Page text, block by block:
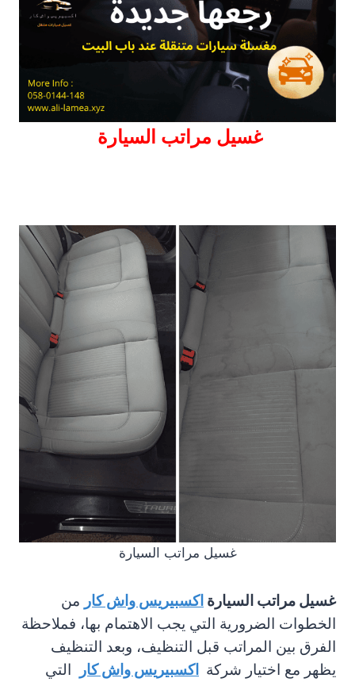
غسيل مراتب السيارة
غسيل مراتب السيارة
غسيل مراتب السيارة اكسبيريس واش كار من
الخطوات الضرورية التي يجب الاهتمام بها، فملاحظة
الفرق بين المراتب قبل التنظيف، وبعد التنظيف
يظهر مع اختيار شركة
اكسبيريس واش كار
التي